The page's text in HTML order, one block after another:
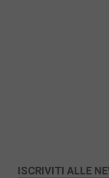
ISCRIVITI ALLE